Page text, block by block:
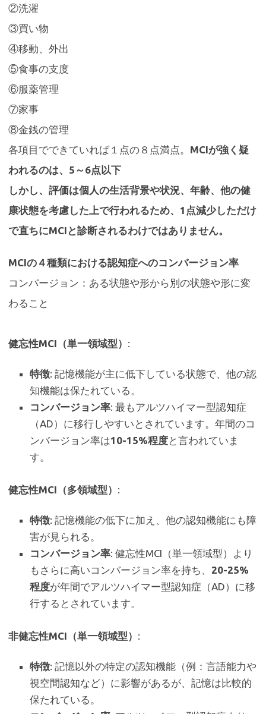
②洗濯
③買い物
④移動、外出
⑤食事の支度
⑥服薬管理
⑦家事
⑧金銭の管理
各項目でできていれば１点の８点満点。 MCIが強く疑
われるのは、5～6点以下
しかし、評価は個人の生活背景や状況、年齢、他の健
康状態を考慮した上で行われるため、1点減少しただけ
で直ちにMCIと診断されるわけではありません。
MCIの４種類における認知症へのコンバージョン率
コンバージョン：ある状態や形から別の状態や形に変
わること
健忘性MCI（単一領域型） :
特徴: 記憶機能が主に低下している状態で、他の認
知機能は保たれている。
コンバージョン率: 最もアルツハイマー型認知症
（AD）に移行しやすいとされています。年間のコ
ンバージョン率は10-15%程度と言われていま
す。
健忘性MCI（多領域型） :
特徴: 記憶機能の低下に加え、他の認知機能にも障
害が見られる。
コンバージョン率: 健忘性MCI（単一領域型）より
もさらに高いコンバージョン率を持ち、 20-25%
程度が年間でアルツハイマー型認知症（AD）に移
行するとされています。
非健忘性MCI（単一領域型） :
特徴: 記憶以外の特定の認知機能（例：言語能力や
視空間認知など）に影響があるが、記憶は比較的
保たれている。